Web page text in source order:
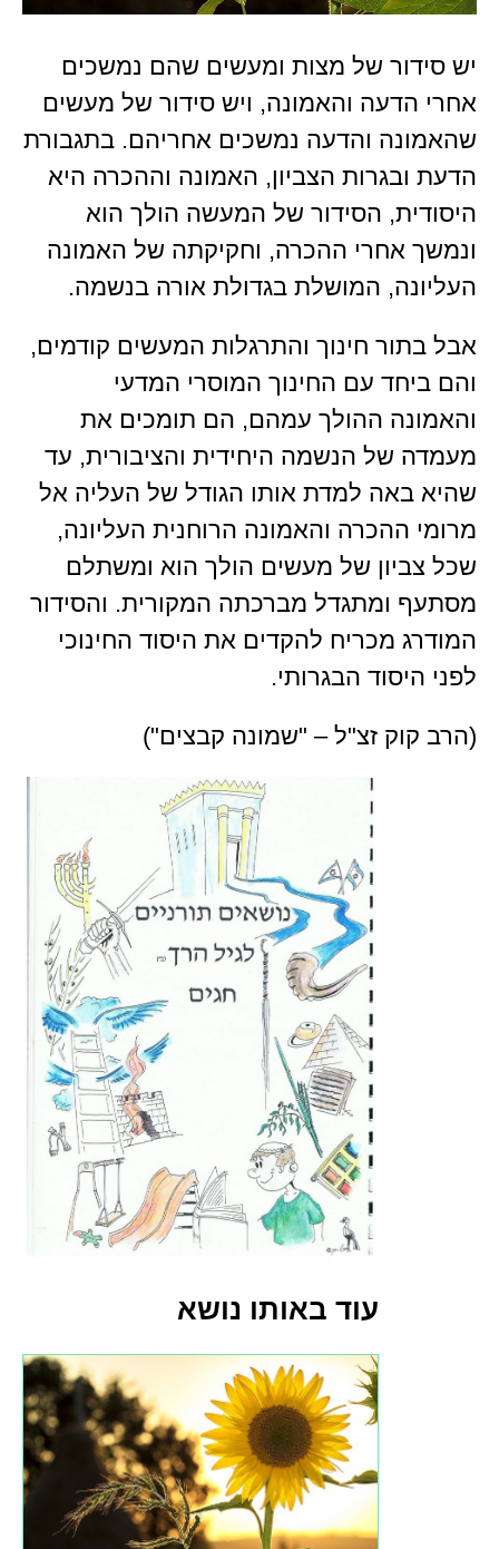
יש סידור של מצות ומעשים שהם נמשכים
אחרי הדעה והאמונה, ויש סידור של מעשים
שהאמונה והדעה נמשכים אחריהם. בתגבורת
הדעת ובגרות הצביון, האמונה וההכרה היא
היסודית, הסידור של המעשה הולך הוא
ונמשך אחרי ההכרה, וחקיקתה של האמונה
העליונה, המושלת בגדולת אורה בנשמה.
אבל בתור חינוך והתרגלות המעשים קודמים,
והם ביחד עם החינוך המוסרי המדעי
והאמונה ההולך עמהם, הם תומכים את
מעמדה של הנשמה היחידית והציבורית, עד
שהיא באה למדת אותו הגודל של העליה אל
מרומי ההכרה והאמונה הרוחנית העליונה,
שכל צביון של מעשים הולך הוא ומשתלם
מסתעף ומתגדל מברכתה המקורית. והסידור
המודרג מכריח להקדים את היסוד החינוכי
לפני היסוד הבגרותי.
(הרב קוק זצ"ל – "שמונה קבצים")
עוד באותו נושא